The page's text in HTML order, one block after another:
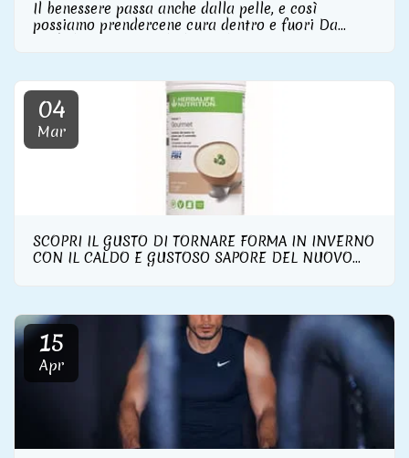
Il benessere passa anche dalla pelle, e così
possiamo prendercene cura dentro e fuori Da
04
Mar
SCOPRI IL GUSTO DI TORNARE FORMA IN INVERNO
CON IL CALDO E GUSTOSO SAPORE DEL NUOVO
15
Apr